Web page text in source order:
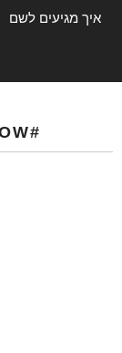
איך מגיעים לשם
#KIKAR HAMUSICA SHOW